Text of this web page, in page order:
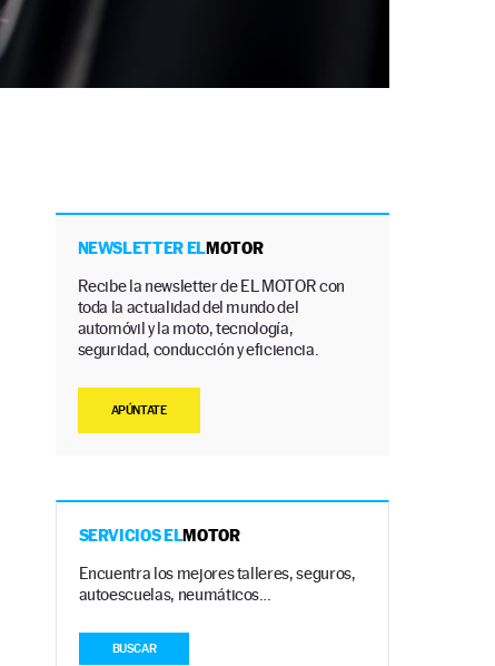
NEWSLETTER ELMOTOR
Recibe la newsletter de EL MOTOR con
toda la actualidad del mundo del
automóvil y la moto, tecnología,
seguridad, conducción y eficiencia.
APÚNTATE
SERVICIOS ELMOTOR
Encuentra los mejores talleres, seguros,
autoescuelas, neumáticos…
BUSCAR